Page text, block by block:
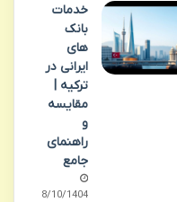
خدمات
بانک
های
ایرانی در
ترکیه |
مقایسه
و
راهنمای
جامع
08/10/1404